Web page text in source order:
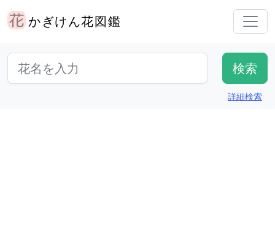
かぎけん花図鑑
詳細検索